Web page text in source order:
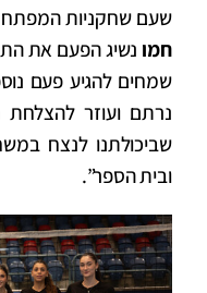
שעםשחקניות המפתח
חמו נשיג הפעם את
שמחים להגיע פעם
נרתם ועוזר להצלחת
שביכולתנו לנצח
ובית הספר”.